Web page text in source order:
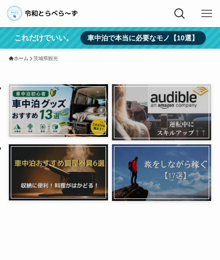
これだけでいい。 車中泊で本当に必要なモノ【10選】
ホーム 茨城県観光